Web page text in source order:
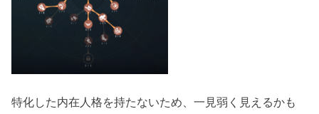
特化した内在人格を持たないため、一見弱く見えるかも